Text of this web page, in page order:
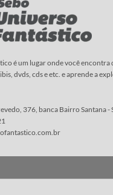
é um lugar onde você encontra
dvds, cds e etc. e aprende a
376, banca Bairro Santana -